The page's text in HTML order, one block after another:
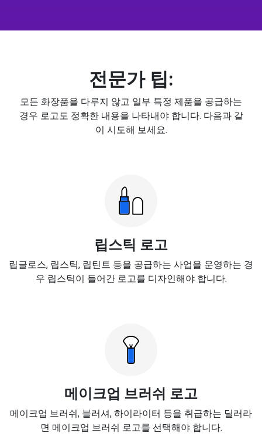
전문가 팁:
모든 화장품을 다루지 않고 일부 특정 제품을 공급하는
경우 로고도 정확한 내용을 나타내야 합니다. 다음과 같
이 시도해 보세요.
립스틱 로고
립글로스, 립스틱, 립틴트 등을 공급하는 사업을 운영하는 경
우 립스틱이 들어간 로고를 디자인해야 합니다.
메이크업 브러쉬 로고
메이크업 브러쉬, 블러셔, 하이라이터 등을 취급하는 딜러라
면 메이크업 브러쉬 로고를 선택해야 합니다.